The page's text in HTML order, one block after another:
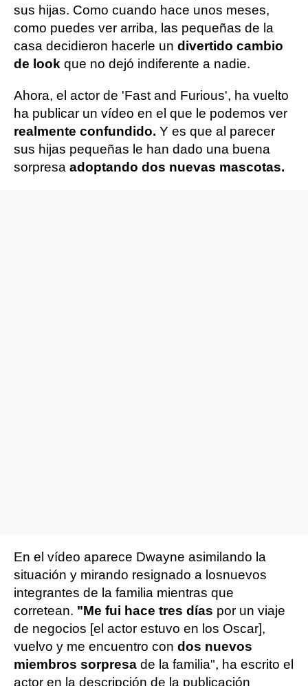
sus hijas. Como cuando hace unos meses,
como puedes ver arriba, las pequeñas de la
casa decidieron hacerle un divertido cambio
de look que no dejó indiferente a nadie.
Ahora, el actor de 'Fast and Furious', ha vuelto
ha publicar un vídeo en el que le podemos ver
realmente confundido. Y es que al parecer
sus hijas pequeñas le han dado una buena
sorpresa adoptando dos nuevas mascotas.
En el vídeo aparece Dwayne asimilando la
situación y mirando resignado a losnuevos
integrantes de la familia mientras que
corretean. "Me fui hace tres días por un viaje
de negocios [el actor estuvo en los Oscar],
vuelvo y me encuentro con dos nuevos
miembros sorpresa de la familia", ha escrito el
actor en la descripción de la publicación